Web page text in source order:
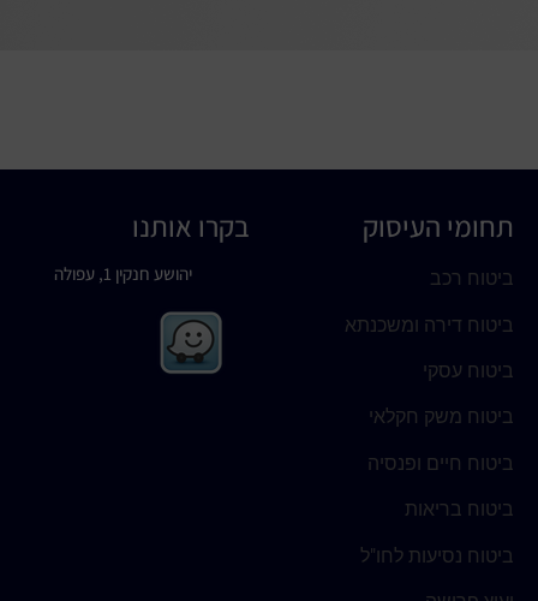
תחומי העיסוק
ביטוח רכב
ביטוח דירה ומשכנתא
ביטוח עסקי
ביטוח משק חקלאי
ביטוח חיים ופנסיה
ביטוח בריאות
ביטוח נסיעות לחו"ל
בקרו אותנו
יהושע חנקין 1, עפולה